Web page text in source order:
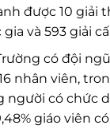
được 10 giải
và 593 giải
có đội
nhân viên,
người có chức
giáo viên